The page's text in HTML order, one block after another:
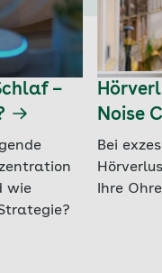
–
wie
Noise
Bei
Ihre